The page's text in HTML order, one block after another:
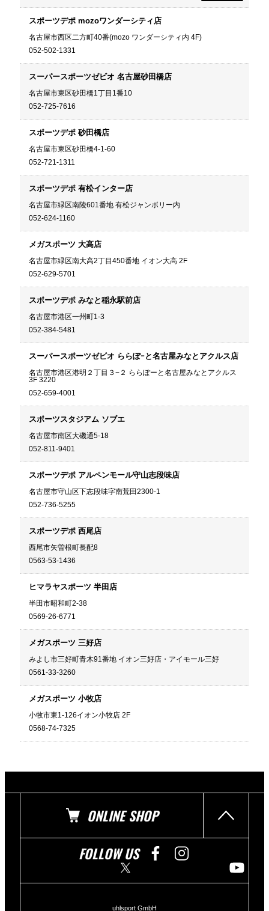
スポーツデポ mozoワンダーシティ店
名古屋市西区二方町40番(mozo ワンダーシティ内 4F)
052-502-1331
スーパースポーツゼビオ 名古屋砂田橋店
名古屋市東区砂田橋1丁目1番10
052-725-7616
スポーツデポ 砂田橋店
名古屋市東区砂田橋4-1-60
052-721-1311
スポーツデポ 有松インター店
名古屋市緑区南陵601番地 有松ジャンボリー内
052-624-1160
メガスポーツ 大高店
名古屋市緑区南大高2丁目450番地 イオン大高 2F
052-629-5701
スポーツデポ みなと稲永駅前店
名古屋市港区一州町1-3
052-384-5481
スーパースポーツゼビオ ららぽｰと名古屋みなとアクルス店
名古屋市港区港明２丁目３−２ ららぽーと名古屋みなとアクルス
3F 3220
052-659-4001
スポーツスタジアム ソブエ
名古屋市南区大磯通5-18
052-811-9401
スポーツデポ アルペンモール守山志段味店
名古屋市守山区下志段味字南荒田2300-1
052-736-5255
スポーツデポ 西尾店
西尾市矢曽根町長配8
0563-53-1436
ヒマラヤスポーツ 半田店
半田市昭和町2-38
0569-26-6771
メガスポーツ 三好店
みよし市三好町青木91番地 イオン三好店・アイモール三好
0561-33-3260
メガスポーツ 小牧店
小牧市東1-126イオン小牧店 2F
0568-74-7325
ONLINE SHOP
FOLLOW US
uhlsport GmbH